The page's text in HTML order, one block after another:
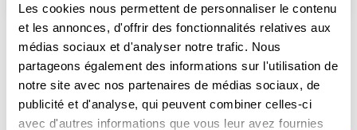
Les cookies nous permettent de personnaliser le contenu
et les annonces, d'offrir des fonctionnalités relatives aux
médias sociaux et d'analyser notre trafic. Nous
partageons également des informations sur l'utilisation de
notre site avec nos partenaires de médias sociaux, de
publicité et d'analyse, qui peuvent combiner celles-ci
avec d'autres informations que vous leur avez fournies
Nombre d’unité
Total HT 1908.33 €
Total TVA 381.67 €